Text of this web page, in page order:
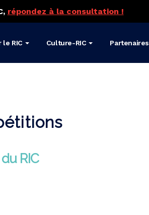
répondez à la consultation !
le RIC Culture-RIC Partenaires
RIC